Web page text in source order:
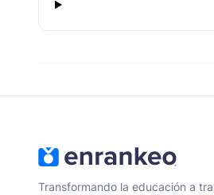
Transformando la educación a